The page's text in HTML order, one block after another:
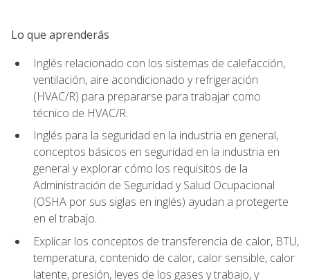
Lo que aprenderás
Inglés relacionado con los sistemas de calefacción,
ventilación, aire acondicionado y refrigeración
(HVAC/R) para prepararse para trabajar como
técnico de HVAC/R.
Inglés para la seguridad en la industria en general,
conceptos básicos en seguridad en la industria en
general y explorar cómo los requisitos de la
Administración de Seguridad y Salud Ocupacional
(OSHA por sus siglas en inglés) ayudan a protegerte
en el trabajo.
Explicar los conceptos de transferencia de calor, BTU,
temperatura, contenido de calor, calor sensible, calor
latente, presión, leyes de los gases y trabajo, y